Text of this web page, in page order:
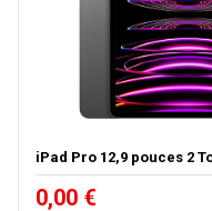
iPad Pro 12,9 pouces 2
0,00 €